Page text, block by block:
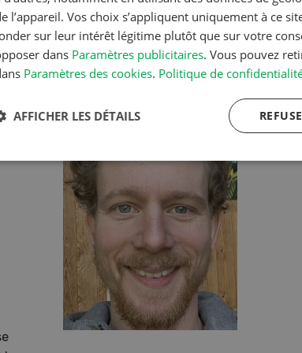
4917 Melchnau (BE)
l’appareil. Vos choix s’appliquent uniquement à ce
sur leur intérêt légitime plutôt que sur votre
dans Paramètres publicitaires. Vous pouvez
Paramètres des cookies. Politique de
AFFICHER LES DÉTAILS